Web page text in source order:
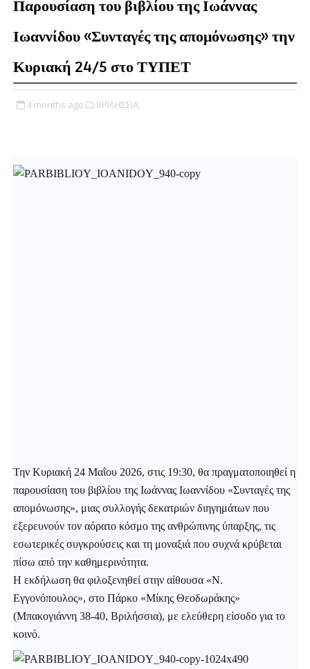
Παρουσίαση του βιβλίου της Ιωάννας
Ιωαννίδου «Συνταγές της απομόνωσης» την
Κυριακή 24/5 στο ΤΥΠΕΤ
3 months ago ΒΡΙΛΗΣΣΙΑ,
Την Κυριακή 24 Μαΐου 2026, στις 19:30, θα πραγματοποιηθεί η
παρουσίαση του βιβλίου της Ιωάννας Ιωαννίδου «Συνταγές της
απομόνωσης», μιας συλλογής δεκατριών διηγημάτων που
εξερευνούν τον αόρατο κόσμο της ανθρώπινης ύπαρξης, τις
εσωτερικές συγκρούσεις και τη μοναξιά που συχνά κρύβεται
πίσω από την καθημερινότητα.
Η εκδήλωση θα φιλοξενηθεί στην αίθουσα «Ν.
Εγγονόπουλος», στο Πάρκο «Μίκης Θεοδωράκης»
(Μπακογιάννη 38-40, Βριλήσσια), με ελεύθερη είσοδο για το
κοινό.